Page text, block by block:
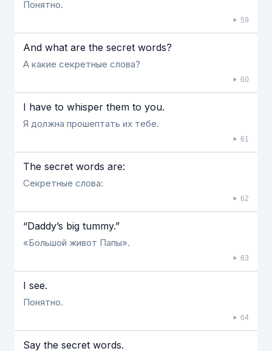
Понятно.
59
And what are the secret words?
А какие секретные слова?
60
I have to whisper them to you.
Я должна прошептать их тебе.
61
The secret words are:
Секретные слова:
62
“Daddy’s big tummy.”
«Большой живот Папы».
63
I see.
Понятно.
64
Say the secret words.